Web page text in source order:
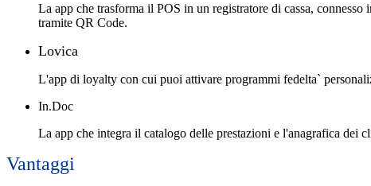
La app che trasforma il POS in un registratore di cassa,
tramite QR Code.
Lovica
L'app di loyalty con cui puoi attivare programmi fedelta`
In.Doc
La app che integra il catalogo delle prestazioni e l'anagrafica dei
Vantaggi